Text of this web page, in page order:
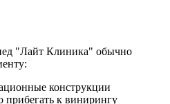
"Лайт Клиника" обычно
конструкции
прибегать к винирингу